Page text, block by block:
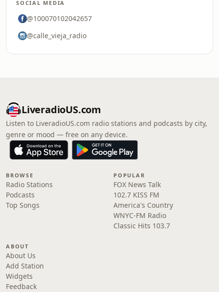
SOCIAL MEDIA
@100070102042657
@calle_vieja_radio
LiveradioUS.com
Listen to LiveradioUS.com radio stations and podcasts by city,
genre or mood — free on any device.
BROWSE
Radio Stations
Podcasts
Top Songs
POPULAR
FOX News Talk
102.7 KISS FM
America's Country
WNYC-FM Radio
Classic Hits 103.7
ABOUT
About Us
Add Station
Widgets
Feedback